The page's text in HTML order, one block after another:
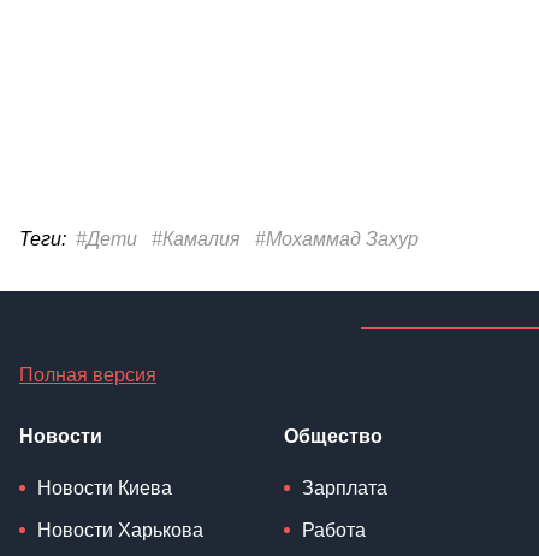
Теги: #Дети #Камалия #Мохаммад Захур
Полная версия
Новости
Новости Киева
Новости Харькова
Общество
Зарплата
Работа